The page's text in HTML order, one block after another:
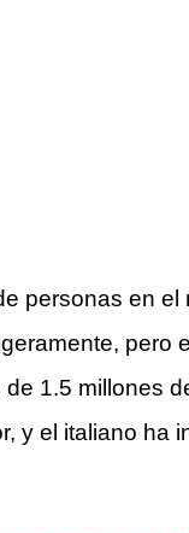
personas en
1.5 millones
y el italiano ha